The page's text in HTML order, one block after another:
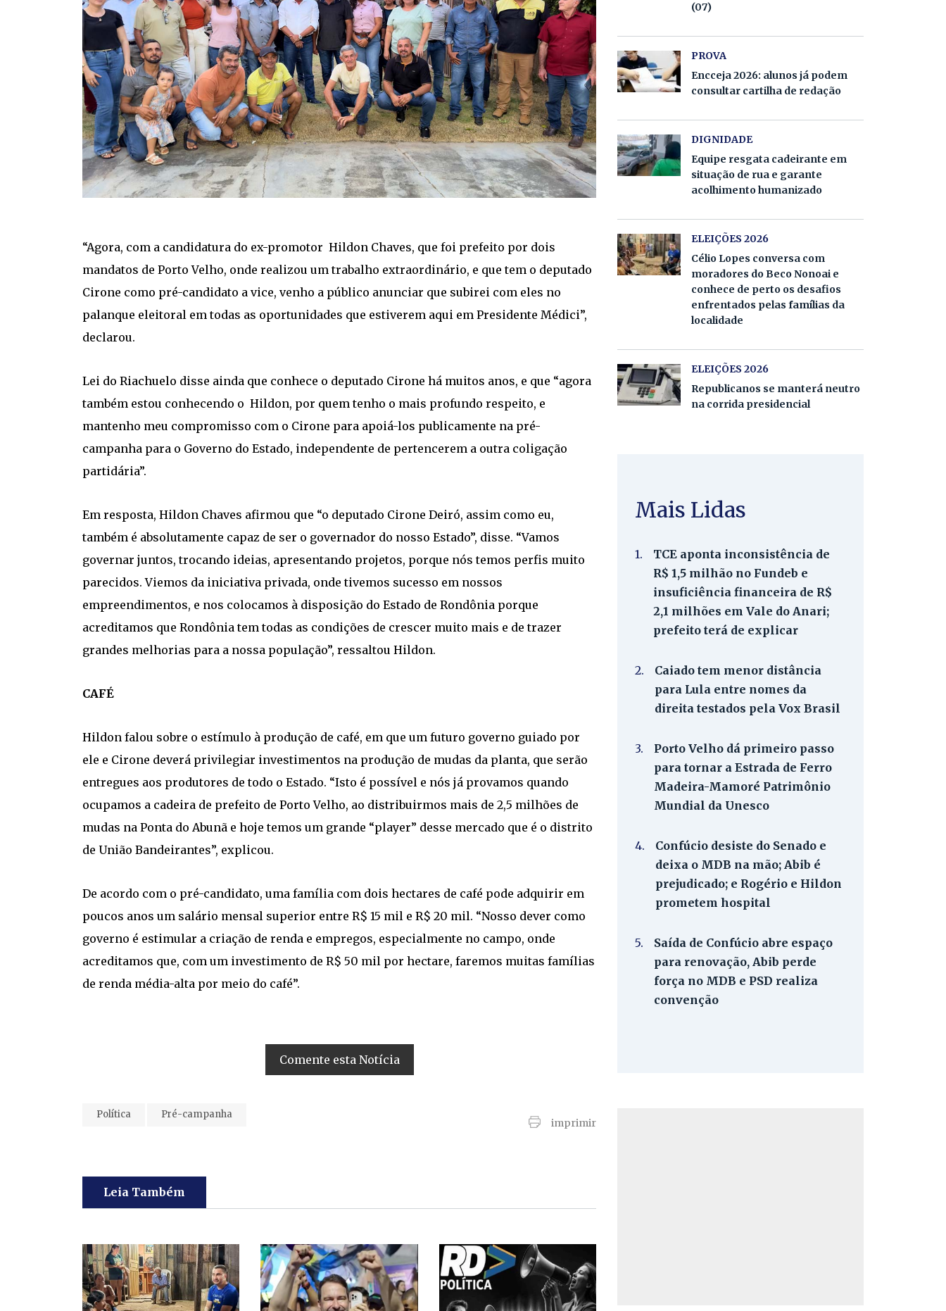
“Agora, com a candidatura do ex-promotor Hildon Chaves, que foi prefeito por dois
mandatos de Porto Velho, onde realizou um trabalho extraordinário, e que tem o deputado
Cirone como pré-candidato a vice, venho a público anunciar que subirei com eles no
palanque eleitoral em todas as oportunidades que estiverem aqui em Presidente Médici”,
declarou.
Lei do Riachuelo disse ainda que conhece o deputado Cirone há muitos anos, e que “agora
também estou conhecendo o Hildon, por quem tenho o mais profundo respeito, e
mantenho meu compromisso com o Cirone para apoiá-los publicamente na pré-
campanha para o Governo do Estado, independente de pertencerem a outra coligação
partidária”.
Em resposta, Hildon Chaves afirmou que “o deputado Cirone Deiró, assim como eu,
também é absolutamente capaz de ser o governador do nosso Estado”, disse. “Vamos
governar juntos, trocando ideias, apresentando projetos, porque nós temos perfis muito
parecidos. Viemos da iniciativa privada, onde tivemos sucesso em nossos
empreendimentos, e nos colocamos à disposição do Estado de Rondônia porque
acreditamos que Rondônia tem todas as condições de crescer muito mais e de trazer
grandes melhorias para a nossa população”, ressaltou Hildon.
CAFÉ
Hildon falou sobre o estímulo à produção de café, em que um futuro governo guiado por
ele e Cirone deverá privilegiar investimentos na produção de mudas da planta, que serão
entregues aos produtores de todo o Estado. “Isto é possível e nós já provamos quando
ocupamos a cadeira de prefeito de Porto Velho, ao distribuirmos mais de 2,5 milhões de
mudas na Ponta do Abunã e hoje temos um grande “player” desse mercado que é o distrito
de União Bandeirantes”, explicou.
De acordo com o pré-candidato, uma família com dois hectares de café pode adquirir em
poucos anos um salário mensal superior entre R$ 15 mil e R$ 20 mil. “Nosso dever como
governo é estimular a criação de renda e empregos, especialmente no campo, onde
acreditamos que, com um investimento de R$ 50 mil por hectare, faremos muitas famílias
de renda média-alta por meio do café”.
Comente esta Notícia
Política Pré-campanha
imprimir
Leia Também
(07)
PROVA
Encceja 2026: alunos já podem
consultar cartilha de redação
DIGNIDADE
Equipe resgata cadeirante em
situação de rua e garante
acolhimento humanizado
ELEIÇÕES 2026
Célio Lopes conversa com
moradores do Beco Nonoai e
conhece de perto os desafios
enfrentados pelas famílias da
localidade
ELEIÇÕES 2026
Republicanos se manterá neutro
na corrida presidencial
Mais Lidas
1.
TCE aponta inconsistência de
R$ 1,5 milhão no Fundeb e
insuficiência financeira de R$
2,1 milhões em Vale do Anari;
prefeito terá de explicar
2.
Caiado tem menor distância
para Lula entre nomes da
direita testados pela Vox Brasil
3.
Porto Velho dá primeiro passo
para tornar a Estrada de Ferro
Madeira-Mamoré Patrimônio
Mundial da Unesco
4.
Confúcio desiste do Senado e
deixa o MDB na mão; Abib é
prejudicado; e Rogério e Hildon
prometem hospital
5.
Saída de Confúcio abre espaço
para renovação, Abib perde
força no MDB e PSD realiza
convenção